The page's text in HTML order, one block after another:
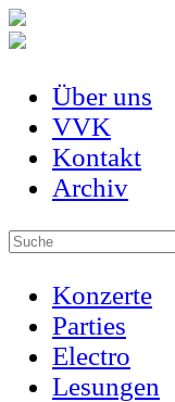
Über uns
VVK
Kontakt
Archiv
Konzerte
Parties
Electro
Lesungen